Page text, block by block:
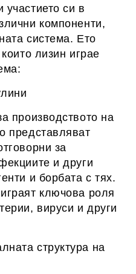
си в
компоненти,
система. Ето
лизин играе
производството на
представляват
за
и други
и борбата с тях.
ключова роля
вируси и други
структура на